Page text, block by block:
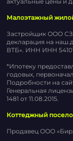
Малоэтажный
Застройщик ООО
декларация на
ВТБ». ИНН ИНН
*Ипотеку
годовых,
Подробности на
Генеральная
1481 от 11.08.2015.
Коттеджный
Продавец ООО